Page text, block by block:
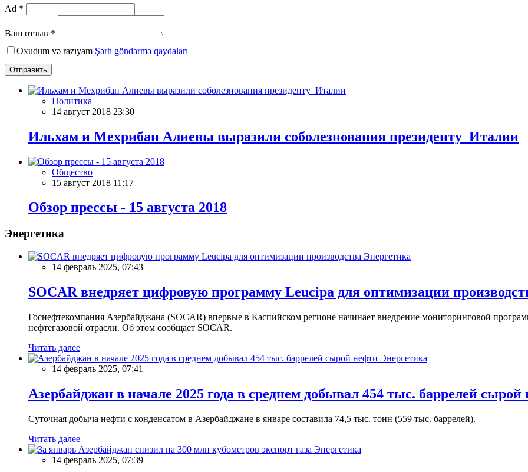
Ad *
Ваш отзыв *
Oxudum və razıyam Şərh göndərmə qaydaları
Отправить
Политика
14 август 2018 23:30
Ильхам и Мехрибан Алиевы выразили соболезнования президенту Италии
Общество
15 август 2018 11:17
Обзор прессы - 15 августа 2018
Энергетика
Энергетика
14 февраль 2025, 07:43
SOCAR внедряет цифровую программу Leucipa для оптимизации
Госнефтекомпания Азербайджана (SOCAR) впервые в Каспийском регионе начинает внедрение мониторинговой
нефтегазовой отрасли. Об этом сообщает SOCAR.
Читать далее
Энергетика
14 февраль 2025, 07:41
Азербайджан в начале 2025 года в среднем добывал 454 тыс. баррелей сырой
Суточная добыча нефти с конденсатом в Азербайджане в январе составила 74,5 тыс. тонн (559 тыс. баррелей).
Читать далее
Энергетика
14 февраль 2025, 07:39